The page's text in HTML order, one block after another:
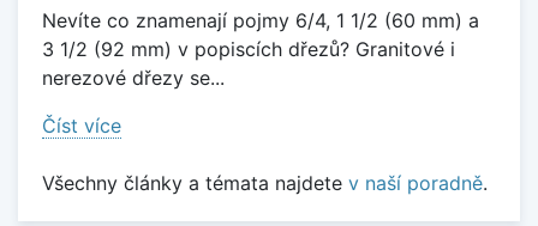
Nevíte co znamenají pojmy 6/4, 1 1/2 (60 mm) a
3 1/2 (92 mm) v popiscích dřezů? Granitové i
nerezové dřezy se...
Číst více
Všechny články a témata najdete v naší poradně.